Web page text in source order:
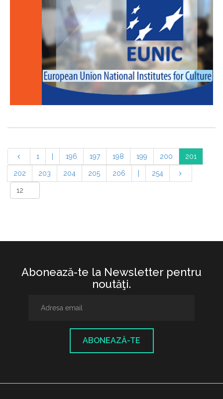
1 196 197 198 199 200 201
202 203 204 205 206 254
Abonează-te la Newsletter pentru
noutăţi.
ABONEAZĂ-TE